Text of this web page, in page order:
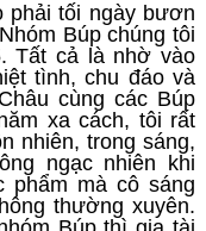
phải tối ngày bươn
Búp chúng tôi
Tất cả là nhờ vào
tình, chu đáo và
cùng các Búp
xa cách, tôi rất
nhiên, trong sáng,
ngạc nhiên khi
phẩm mà cô sáng
thường xuyên.